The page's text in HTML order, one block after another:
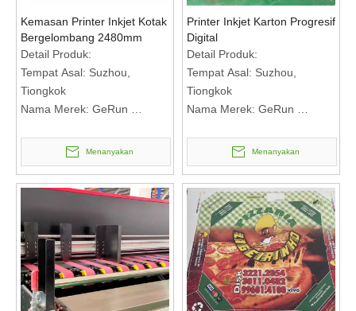
Kemasan Printer Inkjet Kotak
Bergelombang 2480mm
Detail Produk:
Tempat Asal: Suzhou,
Tiongkok
Nama Merek: GeRun
2504AF+
Syarat Pembayaran &
Pengiriman:
Jumlah Pesanan Minimum: 1
Harga: RMB Bertemu untuk
membicarakan
Syarat Pembayaran: T/T
Menanyakan
Printer Inkjet Karton Progresif
Digital
Detail Produk:
Tempat Asal: Suzhou,
Tiongkok
Nama Merek: GeRun
2504AF+
Syarat Pembayaran &
Pengiriman:
Jumlah Pesanan Minimum: 1
set
Harga: RMB Bertemu untuk
membicarakan
Syarat Pembayaran: T/T
Menanyakan